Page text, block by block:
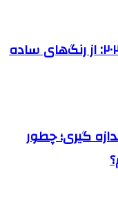
انتخاب کاغذ دیواری در سال ۲۰۲۶: از رنگ‌های ساده
گیری؛ چطور